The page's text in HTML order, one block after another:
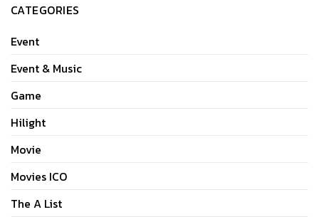
CATEGORIES
Event
Event & Music
Game
Hilight
Movie
Movies ICO
The A List